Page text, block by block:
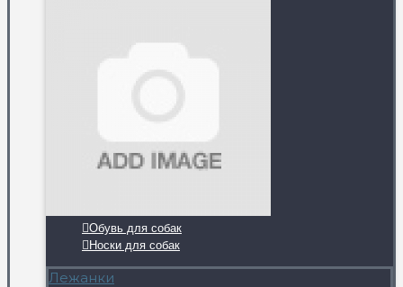
Обувь для собак
Носки для собак
Лежанки